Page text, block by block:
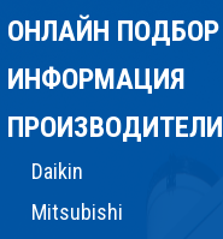
ОНЛАЙН ПОДБОР
ИНФОРМАЦИЯ
ПРОИЗВОДИТЕЛИ
Daikin
Mitsubishi